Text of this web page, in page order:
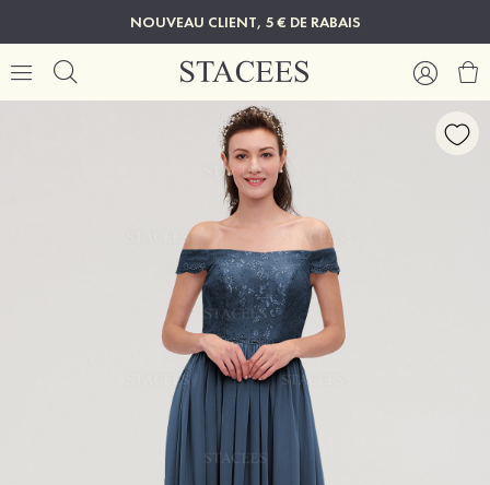
NOUVEAU CLIENT, 5 € DE RABAIS